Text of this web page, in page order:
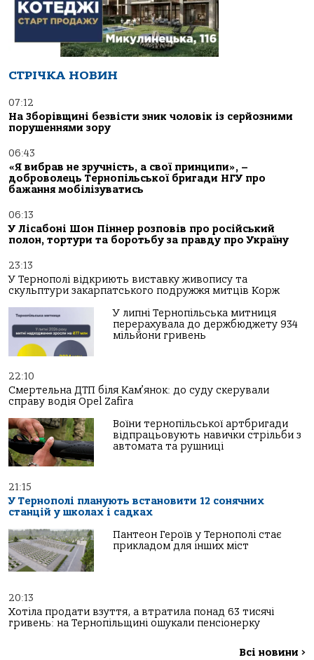
СТРІЧКА НОВИН
07:12
На Зборівщині безвісти зник чоловік із серйозними
порушеннями зору
06:43
«Я вибрав не зручність, а свої принципи», –
доброволець Тернопільської бригади НГУ про
бажання мобілізуватись
06:13
У Лісабоні Шон Піннер розповів про російський
полон, тортури та боротьбу за правду про Україну
23:13
У Тернополі відкриють виставку живопису та
скульптури закарпатського подружжя митців Корж
У липні Тернопільська митниця
перерахувала до держбюджету 934
мільйони гривень
22:10
Смертельна ДТП біля Кам’янок: до суду скерували
справу водія Opel Zafira
Воїни тернопільської артбригади
відпрацьовують навички стрільби з
автомата та рушниці
21:15
У Тернополі планують встановити 12 сонячних
станцій у школах і садках
Пантеон Героїв у Тернополі стає
прикладом для інших міст
20:13
Хотіла продати взуття, а втратила понад 63 тисячі
гривень: на Тернопільщині ошукали пенсіонерку
Всі новини >